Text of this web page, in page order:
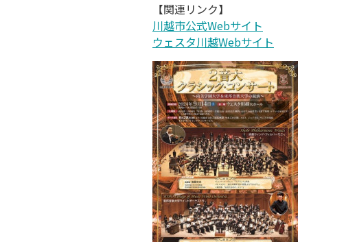
【関連リンク】
川越市公式Webサイト
ウェスタ川越Webサイト